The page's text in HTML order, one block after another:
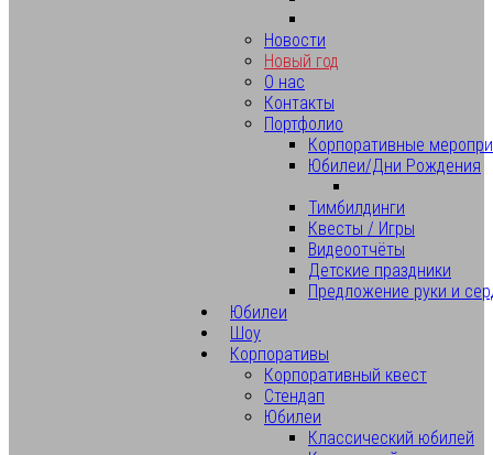
Новости
Новый год
О нас
Контакты
Портфолио
Корпоративные
Юбилеи/Дни Рождения
Тимбилдинги
Квесты / Игры
Видеоотчёты
Детские праздники
Предложение руки и
Юбилеи
Шоу
Корпоративы
Корпоративный квест
Стендап
Юбилеи
Классический юбилей